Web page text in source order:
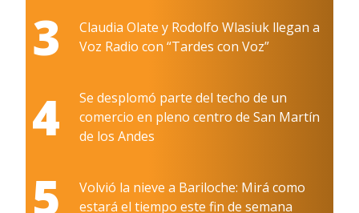
3
Claudia Olate y Rodolfo Wlasiuk llegan a
Voz Radio con “Tardes con Voz”
4
Se desplomó parte del techo de un
comercio en pleno centro de San Martín
de los Andes
5
Volvió la nieve a Bariloche: Mirá como
estará el tiempo este fin de semana